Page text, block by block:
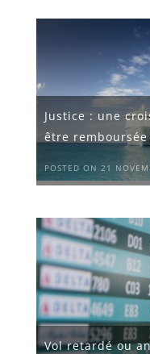
Justice : une
être remboursée
POSTED ON 21
Vol retardé ou